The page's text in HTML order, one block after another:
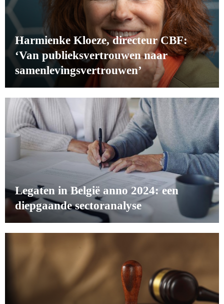
Harmienke Kloeze, directeur CBF:
‘Van publieksvertrouwen naar
samenlevingsvertrouwen’
Legaten in België anno 2024: een
diepgaande sectoranalyse